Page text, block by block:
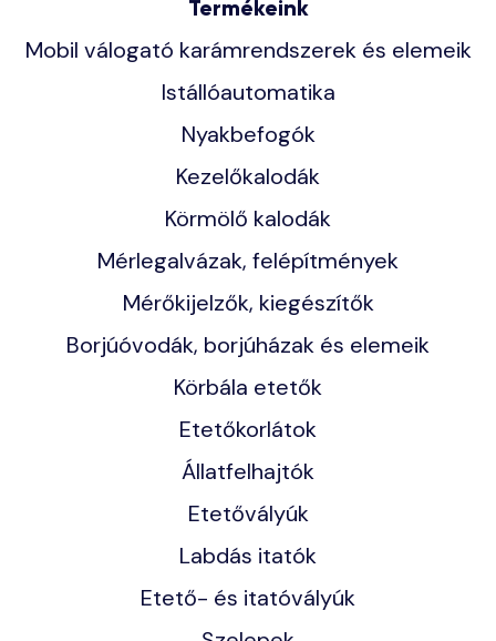
Termékeink
Mobil válogató karámrendszerek és elemeik
Istállóautomatika
Nyakbefogók
Kezelőkalodák
Körmölő kalodák
Mérlegalvázak, felépítmények
Mérőkijelzők, kiegészítők
Borjúóvodák, borjúházak és elemeik
Körbála etetők
Etetőkorlátok
Állatfelhajtók
Etetővályúk
Labdás itatók
Etető- és itatóvályúk